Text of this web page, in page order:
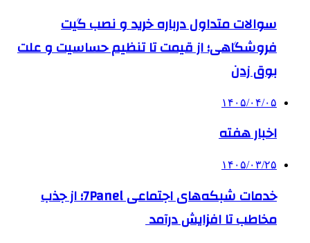
سوالات متداول درباره خرید و نصب گیت
فروشگاهی؛ از قیمت تا تنظیم حساسیت و علت
بوق زدن
۱۴۰۵/۰۴/۰۵
اخبار هفته
۱۴۰۵/۰۳/۲۵
خدمات شبکه‌های اجتماعی 7Panel؛ از جذب
مخاطب تا افزایش درآمد